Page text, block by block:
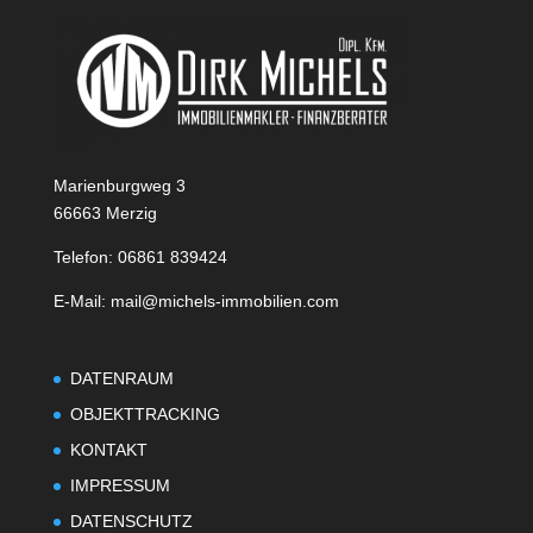
Marienburgweg 3
66663 Merzig
Telefon: 06861 839424
E-Mail: mail@michels-immobilien.com
DATENRAUM
OBJEKTTRACKING
KONTAKT
IMPRESSUM
DATENSCHUTZ